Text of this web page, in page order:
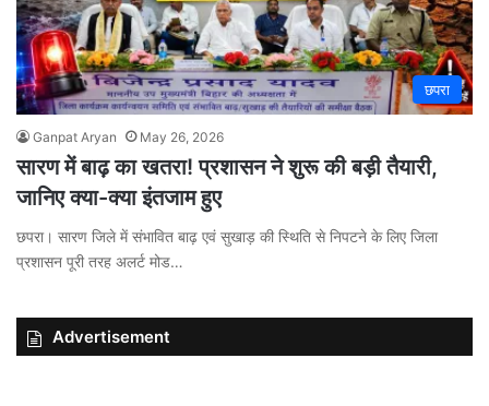
छपरा
Ganpat Aryan May 26, 2026
सारण में बाढ़ का खतरा! प्रशासन ने शुरू की बड़ी तैयारी,
जानिए क्या-क्या इंतजाम हुए
छपरा। सारण जिले में संभावित बाढ़ एवं सुखाड़ की स्थिति से निपटने के लिए जिला
प्रशासन पूरी तरह अलर्ट मोड…
Advertisement